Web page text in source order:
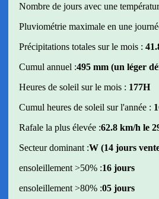
Nombre de jours avec une
Pluviométrie maximale en une
Précipitations totales sur le mois :
Cumul annuel :495 mm (un léger
Heures de soleil sur le mois : 177H
Cumul heures de soleil sur l'année :
Rafale la plus élevée :62.8 km/h le
Secteur dominant :W (14 jours
ensoleillement >50% :16 jours
ensoleillement >80% :05 jours